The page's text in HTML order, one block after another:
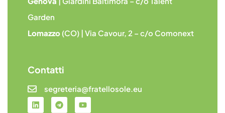
Garden
Lomazzo (CO) | Via Cavour, 2 – c/o Comonext
Contatti
segreteria@fratellosole.eu